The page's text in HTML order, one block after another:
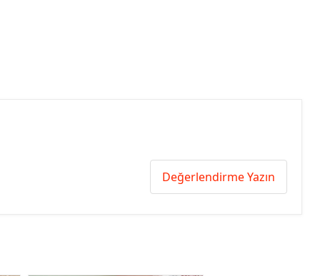
Değerlendirme Yazın